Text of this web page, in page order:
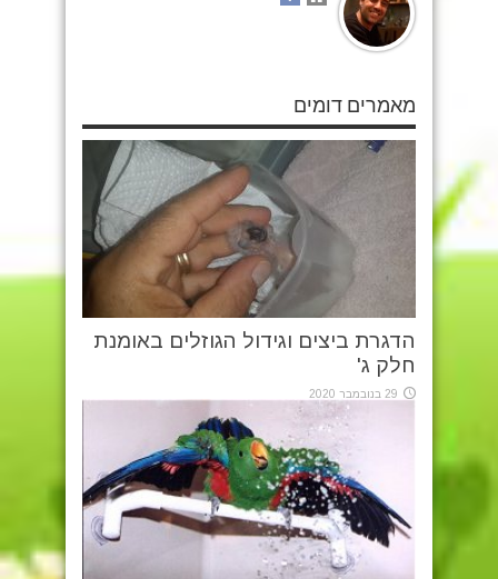
מאמרים דומים
הדגרת ביצים וגידול הגוזלים באומנת
חלק ג'
29 בנובמבר 2020